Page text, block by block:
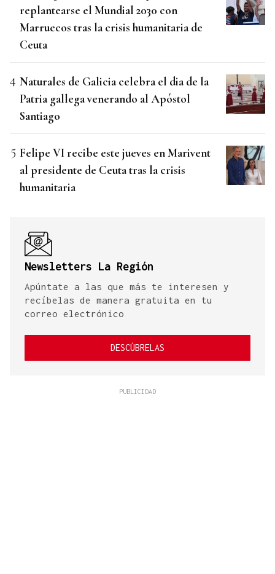
replantearse el Mundial 2030 con
Marruecos tras la crisis humanitaria de
Ceuta
Naturales de Galicia celebra el dia de la
Patria gallega venerando al Apóstol
Santiago
Felipe VI recibe este jueves en Marivent
al presidente de Ceuta tras la crisis
humanitaria
Newsletters La Región
Apúntate a las que más te interesen y
recíbelas de manera gratuita en tu
correo electrónico
DESCÚBRELAS